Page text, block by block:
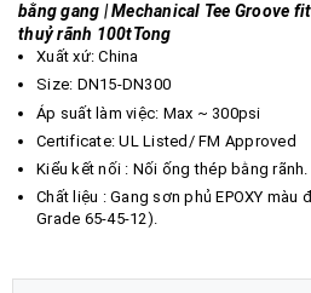
bằng gang | Mechanical Tee Groove
thuỷ rãnh 100tTong
Xuất xứ: China
Size: DN15-DN300
Áp suất làm việc: Max ~ 300psi
Certificate: UL Listed/ FM Approved
Kiểu kết nối : Nối ống thép bằng rãnh.
Chất liệu : Gang sơn phủ EPOXY màu
Grade 65-45-12).